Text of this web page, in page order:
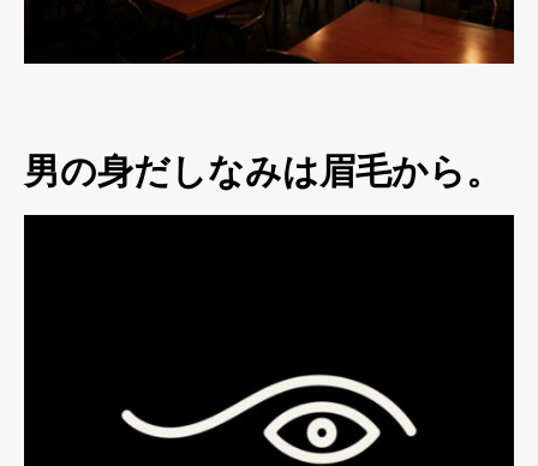
男の身だしなみは眉毛から。